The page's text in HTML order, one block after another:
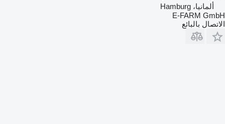
ألمانيا، Hamburg
E-FARM GmbH
الاتصال بالبائع